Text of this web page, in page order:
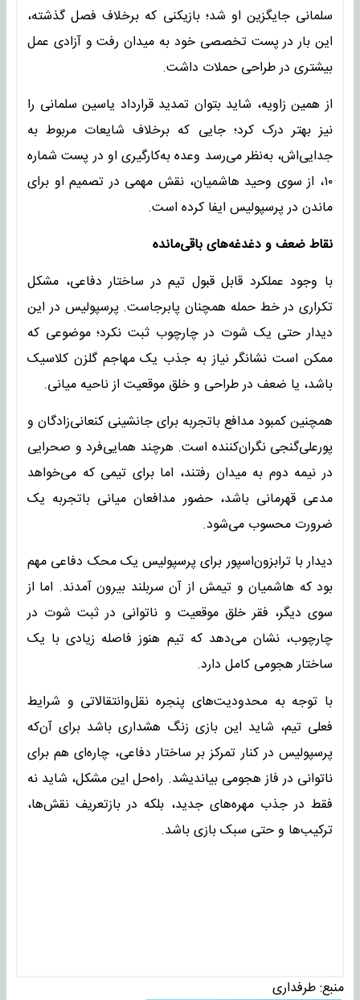
سلمانی جایگزین او شد؛ بازیکنی که برخلاف فصل گذشته،
این بار در پست تخصصی خود به میدان رفت و آزادی عمل
بیشتری در طراحی حملات داشت.
از همین زاویه، شاید بتوان تمدید قرارداد یاسین سلمانی را
نیز بهتر درک کرد؛ جایی که برخلاف شایعات مربوط به
جدایی‌اش، به‌نظر می‌رسد وعده به‌کارگیری او در پست شماره
۱۰، از سوی وحید هاشمیان، نقش مهمی در تصمیم او برای
ماندن در پرسپولیس ایفا کرده است.
نقاط ضعف و دغدغه‌های باقی‌مانده
با وجود عملکرد قابل قبول تیم در ساختار دفاعی، مشکل
تکراری در خط حمله همچنان پابرجاست. پرسپولیس در این
دیدار حتی یک شوت در چارچوب ثبت نکرد؛ موضوعی که
ممکن است نشانگر نیاز به جذب یک مهاجم گلزن کلاسیک
باشد، یا ضعف در طراحی و خلق موقعیت از ناحیه میانی.
همچنین کمبود مدافع باتجربه برای جانشینی کنعانی‌زادگان و
پورعلی‌گنجی نگران‌کننده است. هرچند همایی‌فرد و صحرایی
در نیمه دوم به میدان رفتند، اما برای تیمی که می‌خواهد
مدعی قهرمانی باشد، حضور مدافعان میانی باتجربه یک
ضرورت محسوب می‌شود.
دیدار با ترابزون‌اسپور برای پرسپولیس یک محک دفاعی مهم
بود که هاشمیان و تیمش از آن سربلند بیرون آمدند. اما از
سوی دیگر، فقر خلق موقعیت و ناتوانی در ثبت شوت در
چارچوب، نشان می‌دهد که تیم هنوز فاصله زیادی با یک
ساختار هجومی کامل دارد.
با توجه به محدودیت‌های پنجره نقل‌وانتقالاتی و شرایط
فعلی تیم، شاید این بازی زنگ هشداری باشد برای آن‌که
پرسپولیس در کنار تمرکز بر ساختار دفاعی، چاره‌ای هم برای
ناتوانی در فاز هجومی بیاندیشد. راه‌حل این مشکل، شاید نه
فقط در جذب مهره‌های جدید، بلکه در بازتعریف نقش‌ها،
ترکیب‌ها و حتی سبک بازی باشد.
منبع:طرفداری